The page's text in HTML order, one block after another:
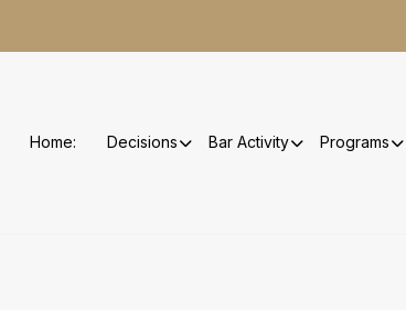
Home: Decisions Bar Activity Programs